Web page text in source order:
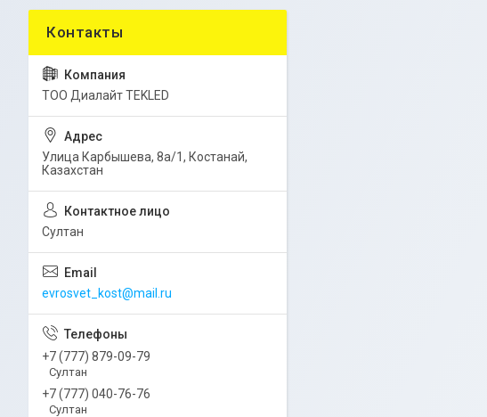
ТОО Диалайт TEKLED
Улица Карбышева, 8а/1, Костанай,
Казахстан
Султан
evrosvet_kost@mail.ru
+7 (777) 879-09-79
Султан
+7 (777) 040-76-76
Султан